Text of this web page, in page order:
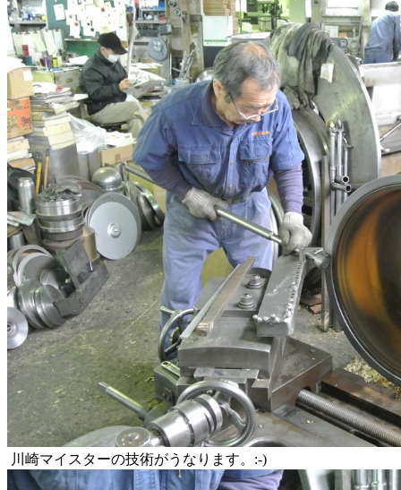
川崎マイスターの技術がうなります。:-)